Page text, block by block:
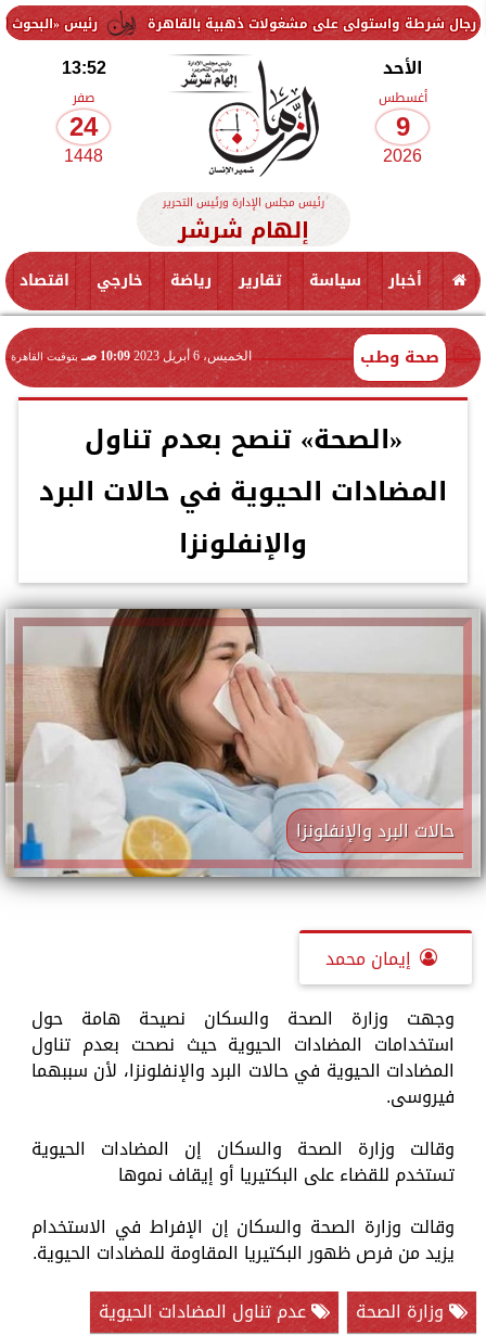
رئيس «البحوث الزراعية» على مشغولات ذهبية بالقاهرة
الأحد
أغسطس
9
2026
13:52
صفر
24
1448
رئيس مجلس الإدارة ورئيس التحرير
إلهام شرشر
أخبار سياسة تقارير رياضة خارجي اقتصاد
صحة وطب الخميس، 6 أبريل 2023 10:09 صـ بتوقيت القاهرة
«الصحة» تنصح بعدم تناول
المضادات الحيوية في حالات البرد
والإنفلونزا
حالات البرد والإنفلونزا
إيمان محمد
وجهت وزارة الصحة والسكان نصيحة هامة حول
استخدامات المضادات الحيوية حيث نصحت بعدم تناول
المضادات الحيوية في حالات البرد والإنفلونزا، لأن سببهما
فيروسى.
وقالت وزارة الصحة والسكان إن المضادات الحيوية
تستخدم للقضاء على البكتيريا أو إيقاف نموها
وقالت وزارة الصحة والسكان إن الإفراط في الاستخدام
يزيد من فرص ظهور البكتيريا المقاومة للمضادات الحيوية.
وزارة الصحة
عدم تناول المضادات الحيوية